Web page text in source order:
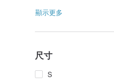
顯示更多
尺寸
S